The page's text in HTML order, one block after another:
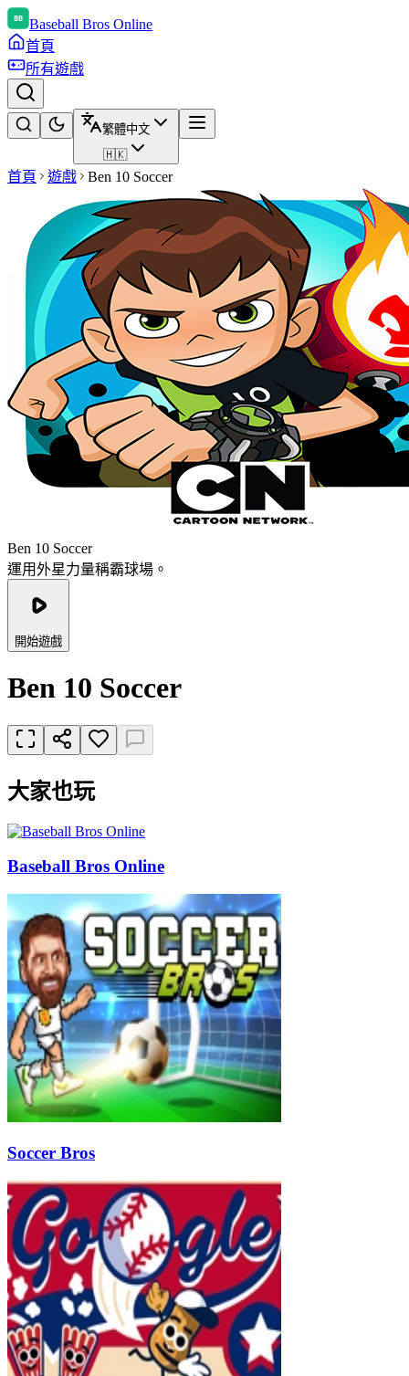
Baseball Bros Online
首頁
所有遊戲
繁體中文
🇭🇰
首頁 遊戲 Ben 10 Soccer
Ben 10 Soccer
運用外星力量稱霸球場。
開始遊戲
Ben 10 Soccer
大家也玩
Baseball Bros Online
Soccer Bros